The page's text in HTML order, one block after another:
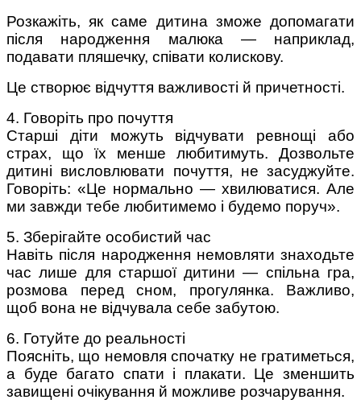
Розкажіть, як саме дитина зможе допомагати
після народження малюка — наприклад,
подавати пляшечку, співати колискову.
Це створює відчуття важливості й причетності.
4. Говоріть про почуття
Старші діти можуть відчувати ревнощі або
страх, що їх менше любитимуть. Дозвольте
дитині висловлювати почуття, не засуджуйте.
Говоріть: «Це нормально — хвилюватися. Але
ми завжди тебе любитимемо і будемо поруч».
5. Зберігайте особистий час
Навіть після народження немовляти знаходьте
час лише для старшої дитини — спільна гра,
розмова перед сном, прогулянка. Важливо,
щоб вона не відчувала себе забутою.
6. Готуйте до реальності
Поясніть, що немовля спочатку не гратиметься,
а буде багато спати і плакати. Це зменшить
завищені очікування й можливе розчарування.